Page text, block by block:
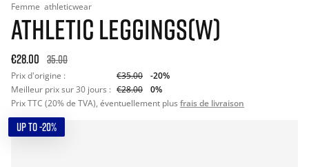
Femme athleticwear
ATHLETIC LEGGINGS(W)
€28.00 35.00
Prix d'origine : €35.00
-20%
Meilleur prix sur 30 jours : €28.00
0%
Prix TTC (20% de TVA), éventuellement plus frais de livraison
UP TO -20%